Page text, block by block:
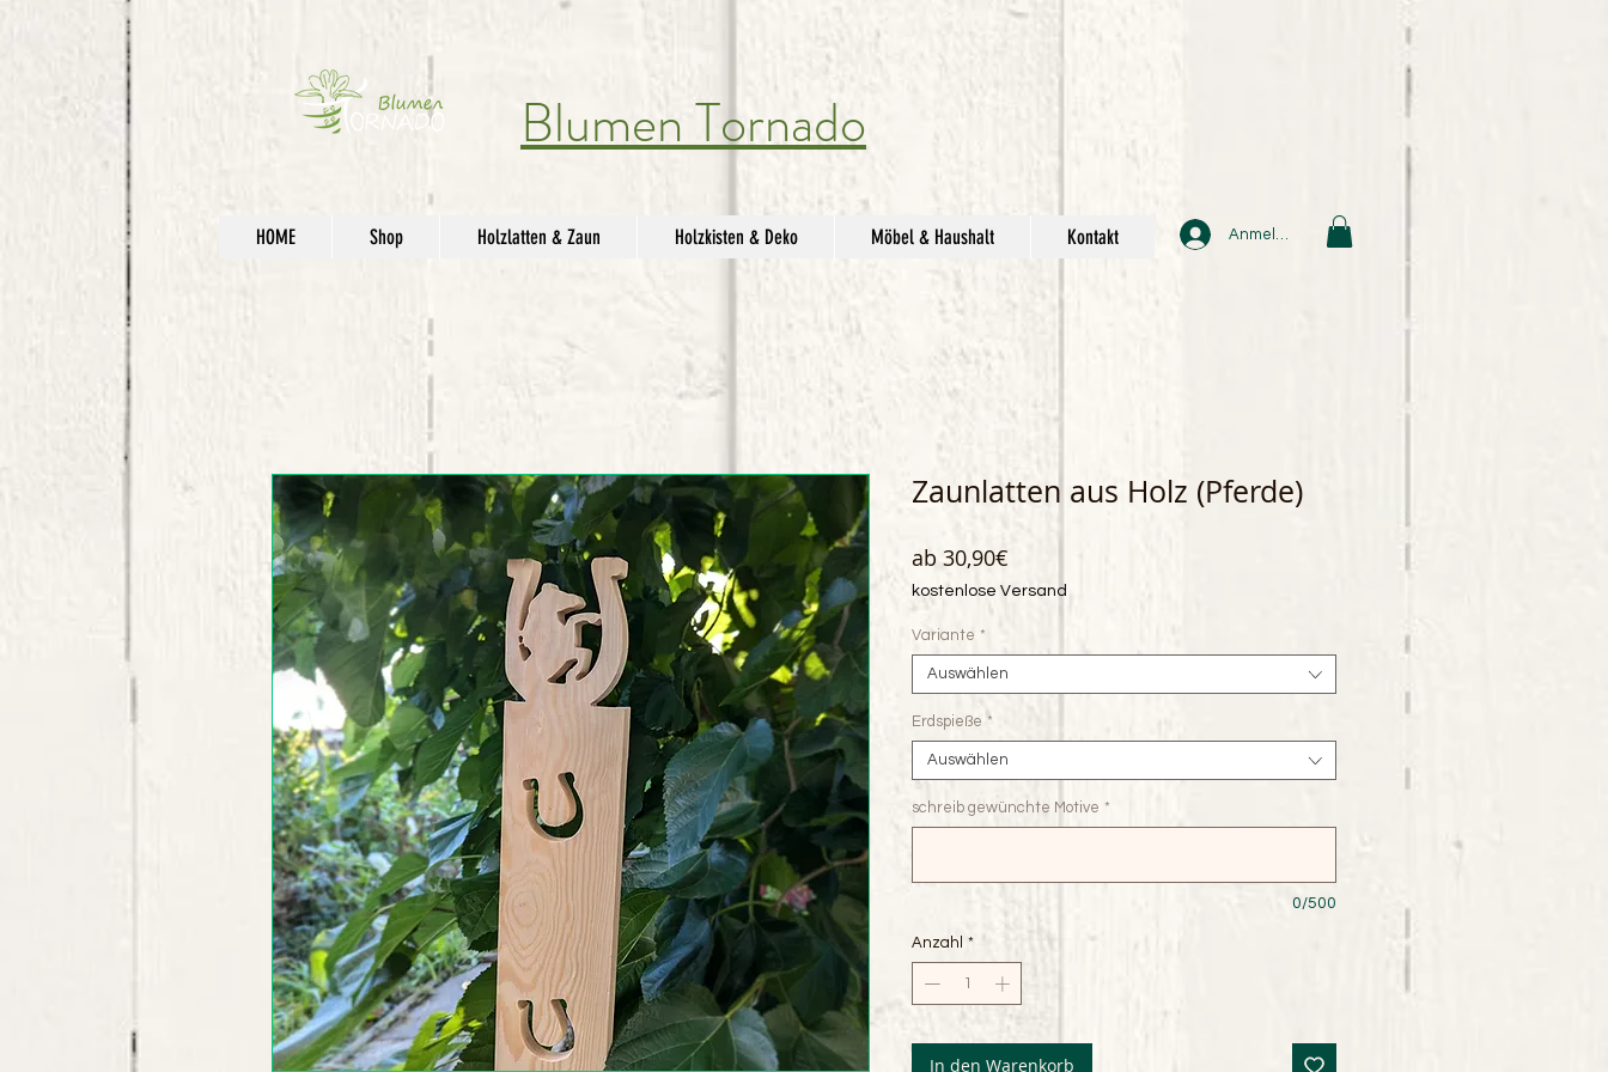
Blumen Tornado
HOME Shop Holzlatten & Zaun Holzkisten & Deko Möbel & Haushalt Kontakt Anmelden
Zaunlatten aus Holz (Pferde)
ab 30,90€
Preis
kostenlose Versand
Variante *
Auswählen
Erdspieße *
Auswählen
schreib gewünchte Motive *
0/500
Anzahl *
In den Warenkorb